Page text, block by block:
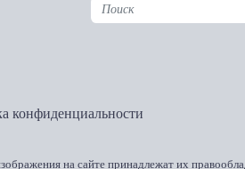
конфиденциальности
на сайте принадлежат их